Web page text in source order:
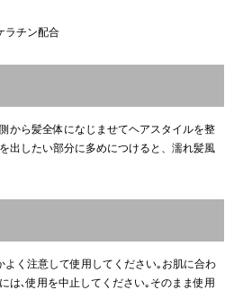
ラチン配合
から髪全体になじませてヘアスタイルを整
出したい部分に多めにつけると、濡れ髪風
よく注意して使用してください｡お肌に合わ
は､使用を中止してください｡そのまま使用